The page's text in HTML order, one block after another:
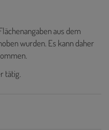
aus dem
wurden. Es kann daher
tätig.